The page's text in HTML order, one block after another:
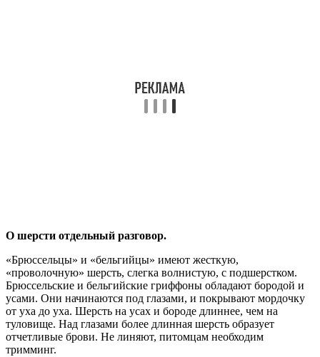
О шерсти отдельный разговор.
«Брюссельцы» и «бельгийцы» имеют жесткую,
«проволочную» шерсть, слегка волнистую, с подшерстком.
Брюссельские и бельгийские гриффоны обладают бородой и
усами. Они начинаются под глазами, и покрывают мордочку
от уха до уха. Шерсть на усах и бороде длиннее, чем на
туловище. Над глазами более длинная шерсть образует
отчетливые брови. Не линяют, питомцам необходим
тримминг.